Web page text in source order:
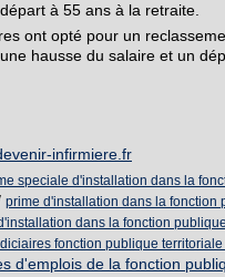
à 55 ans à la retraite.
ont opté pour un
hausse du salaire et un
infirmiere.fr
speciale d'installation dans la
prime d'installation dans la fonction
dans la fonction publique
fonction publique territoriale
d'emplois de la fonction